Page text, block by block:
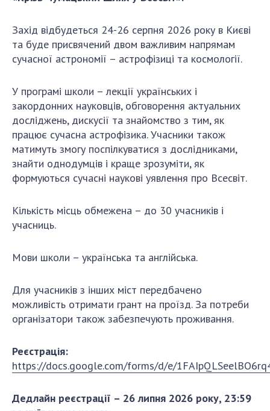
трансфер технологій в наукових установах
Наукові об'єкти, що становлять національне
надбання
Центри колективного користування
Оцінювання ефективності діяльності
наукових установ
Конкурси наукових досліджень НАН України
Відкрита наука в НАН України
Підготовка наукових кадрів
Робота з молоддю
МІЖНАРОДНЕ СПІВРОБІТНИЦТВО
Міжнародні угоди
ДОКУМЕНТИ
Нормативні акти НАН України
Вибори до складу НАН України
Бланки документів
НОВИНИ
Захід відбудеться 24-26 серпня 2026 року в Києві
та буде присвячений двом важливим напрямам
сучасної астрономії – астрофізиці та космології.
У програмі школи – лекції українських і
закордонних науковців, обговорення актуальних
досліджень, дискусії та знайомство з тим, як
працює сучасна астрофізика. Учасники також
матимуть змогу поспілкуватися з дослідниками,
знайти однодумців і краще зрозуміти, як
формуються сучасні наукові уявлення про Всесвіт.
Кількість місць обмежена – до 30 учасників і
учасниць.
Мови школи – українська та англійська.
Для учасників з інших міст передбачено
можливість отримати грант на проїзд. За потреби
організатори також забезпечують проживання.
Реєстрація:
https://docs.google.com/forms/d/e/
Дедлайн реєстрації – 26 липня 2026 року, 23:59